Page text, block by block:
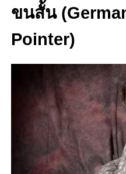
ขนสั้น
Pointer)